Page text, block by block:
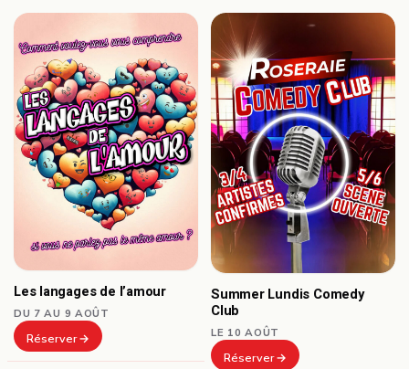
Les langages de l’amour
DU 7 AU 9 AOÛT
Réserver
Summer Lundis Comedy
Club
LE 10 AOÛT
Réserver